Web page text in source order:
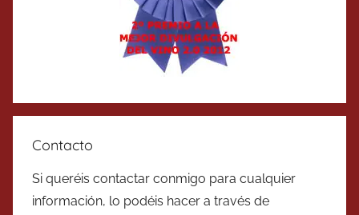
Contacto
Si queréis contactar conmigo para cualquier
información, lo podéis hacer a través de